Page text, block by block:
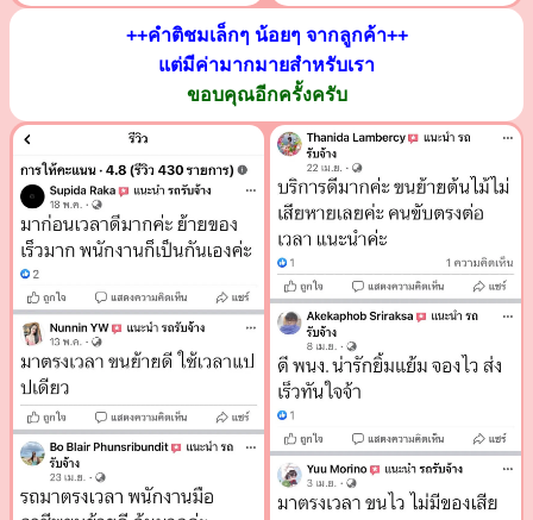
++คำติชมเล็กๆ น้อยๆ จากลูกค้า++
แต่มีค่ามากมายสำหรับเรา
ขอบคุณอีกครั้งครับ